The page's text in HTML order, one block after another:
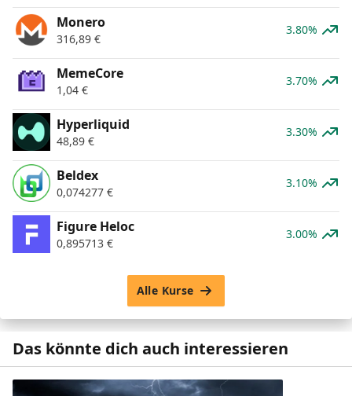
Monero
316,89 €
3.80%
MemeCore
1,04 €
3.70%
Hyperliquid
48,89 €
3.30%
Beldex
0,074277 €
3.10%
Figure Heloc
0,895713 €
3.00%
Alle Kurse
Das könnte dich auch interessieren